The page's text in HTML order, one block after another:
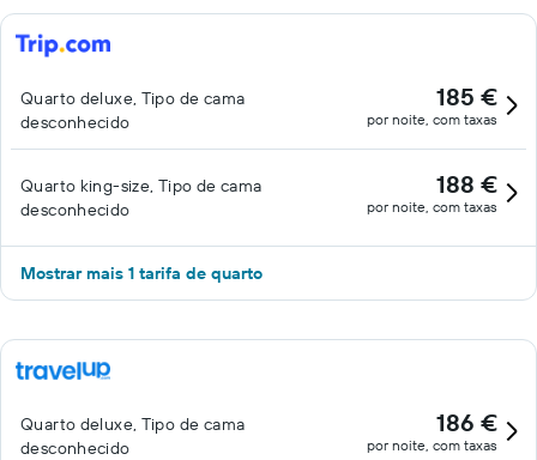
Quarto deluxe, Tipo de cama
desconhecido
185 €
por noite, com taxas
Quarto king-size, Tipo de cama
desconhecido
188 €
por noite, com taxas
Mostrar mais 1 tarifa de quarto
Quarto deluxe, Tipo de cama
desconhecido
186 €
por noite, com taxas